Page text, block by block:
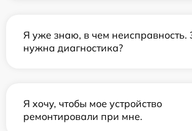
Я уже знаю, в чем неисправность.
нужна диагностика?
Я хочу, чтобы мое устройство
ремонтировали при мне.